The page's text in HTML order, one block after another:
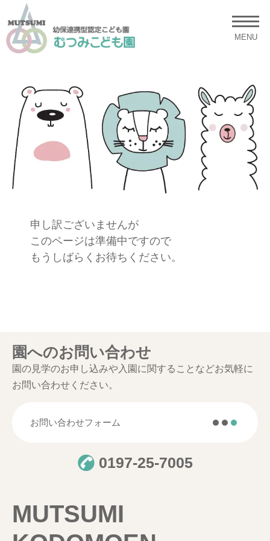
MENU
申し訳ございませんが
このページは準備中ですので
もうしばらくお待ちください。
園へのお問い合わせ
園の見学のお申し込みや入園に関することなどお気軽に
お問い合わせください。
お問い合わせフォーム
0197-25-7005
MUTSUMI